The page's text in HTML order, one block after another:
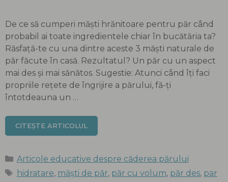
De ce să cumperi măști hrănitoare pentru păr când
probabil ai toate ingredientele chiar în bucătăria ta?
Răsfață-te cu una dintre aceste 3 măști naturale de
păr făcute în casă. Rezultatul? Un păr cu un aspect
mai des și mai sănătos. Sugestie: Atunci când îți faci
propriile rețete de îngrijire a părului, fă-ți
întotdeauna un …
CITEȘTE ARTICOLUL
Categorii
Articole educative despre căderea părului
Etichete
hidratare, măști de păr, păr cu volum, păr des, par